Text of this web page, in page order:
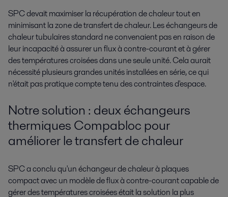
SPC devait maximiser la récupération de chaleur tout en
minimisant la zone de transfert de chaleur. Les échangeurs de
chaleur tubulaires standard ne convenaient pas en raison de
leur incapacité à assurer un flux à contre-courant et à gérer
des températures croisées dans une seule unité. Cela aurait
nécessité plusieurs grandes unités installées en série, ce qui
n'était pas pratique compte tenu des contraintes d'espace.
Notre solution : deux échangeurs
thermiques Compabloc pour
améliorer le transfert de chaleur
SPC a conclu qu'un échangeur de chaleur à plaques
compact avec un modèle de flux à contre-courant capable de
gérer des températures croisées était la solution la plus